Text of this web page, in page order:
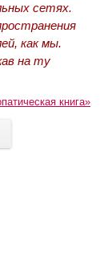
сетях.
как мы.
на ту
книга»